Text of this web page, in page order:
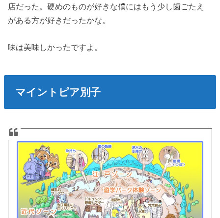
店だった。硬めのものが好きな僕にはもう少し歯ごたえ
がある方が好きだったかな。
味は美味しかったですよ。
マイントピア別子